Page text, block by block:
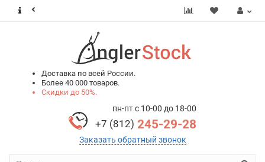
Доставка по всей России.
Более 40 000 товаров.
Скидки до 50%.
пн-пт с 10-00 до 18-00
+7 (812) 245-29-28
Заказать обратный звонок